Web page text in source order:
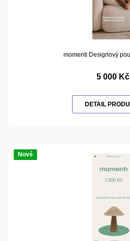
momenti Designový
5 000 Kč
DETAIL
Nové